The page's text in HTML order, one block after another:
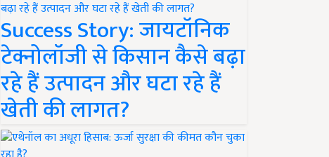
Success Story: जायटॉनिक
टेक्नोलॉजी से किसान कैसे बढ़ा
रहे हैं उत्पादन और घटा रहे हैं
खेती की लागत?